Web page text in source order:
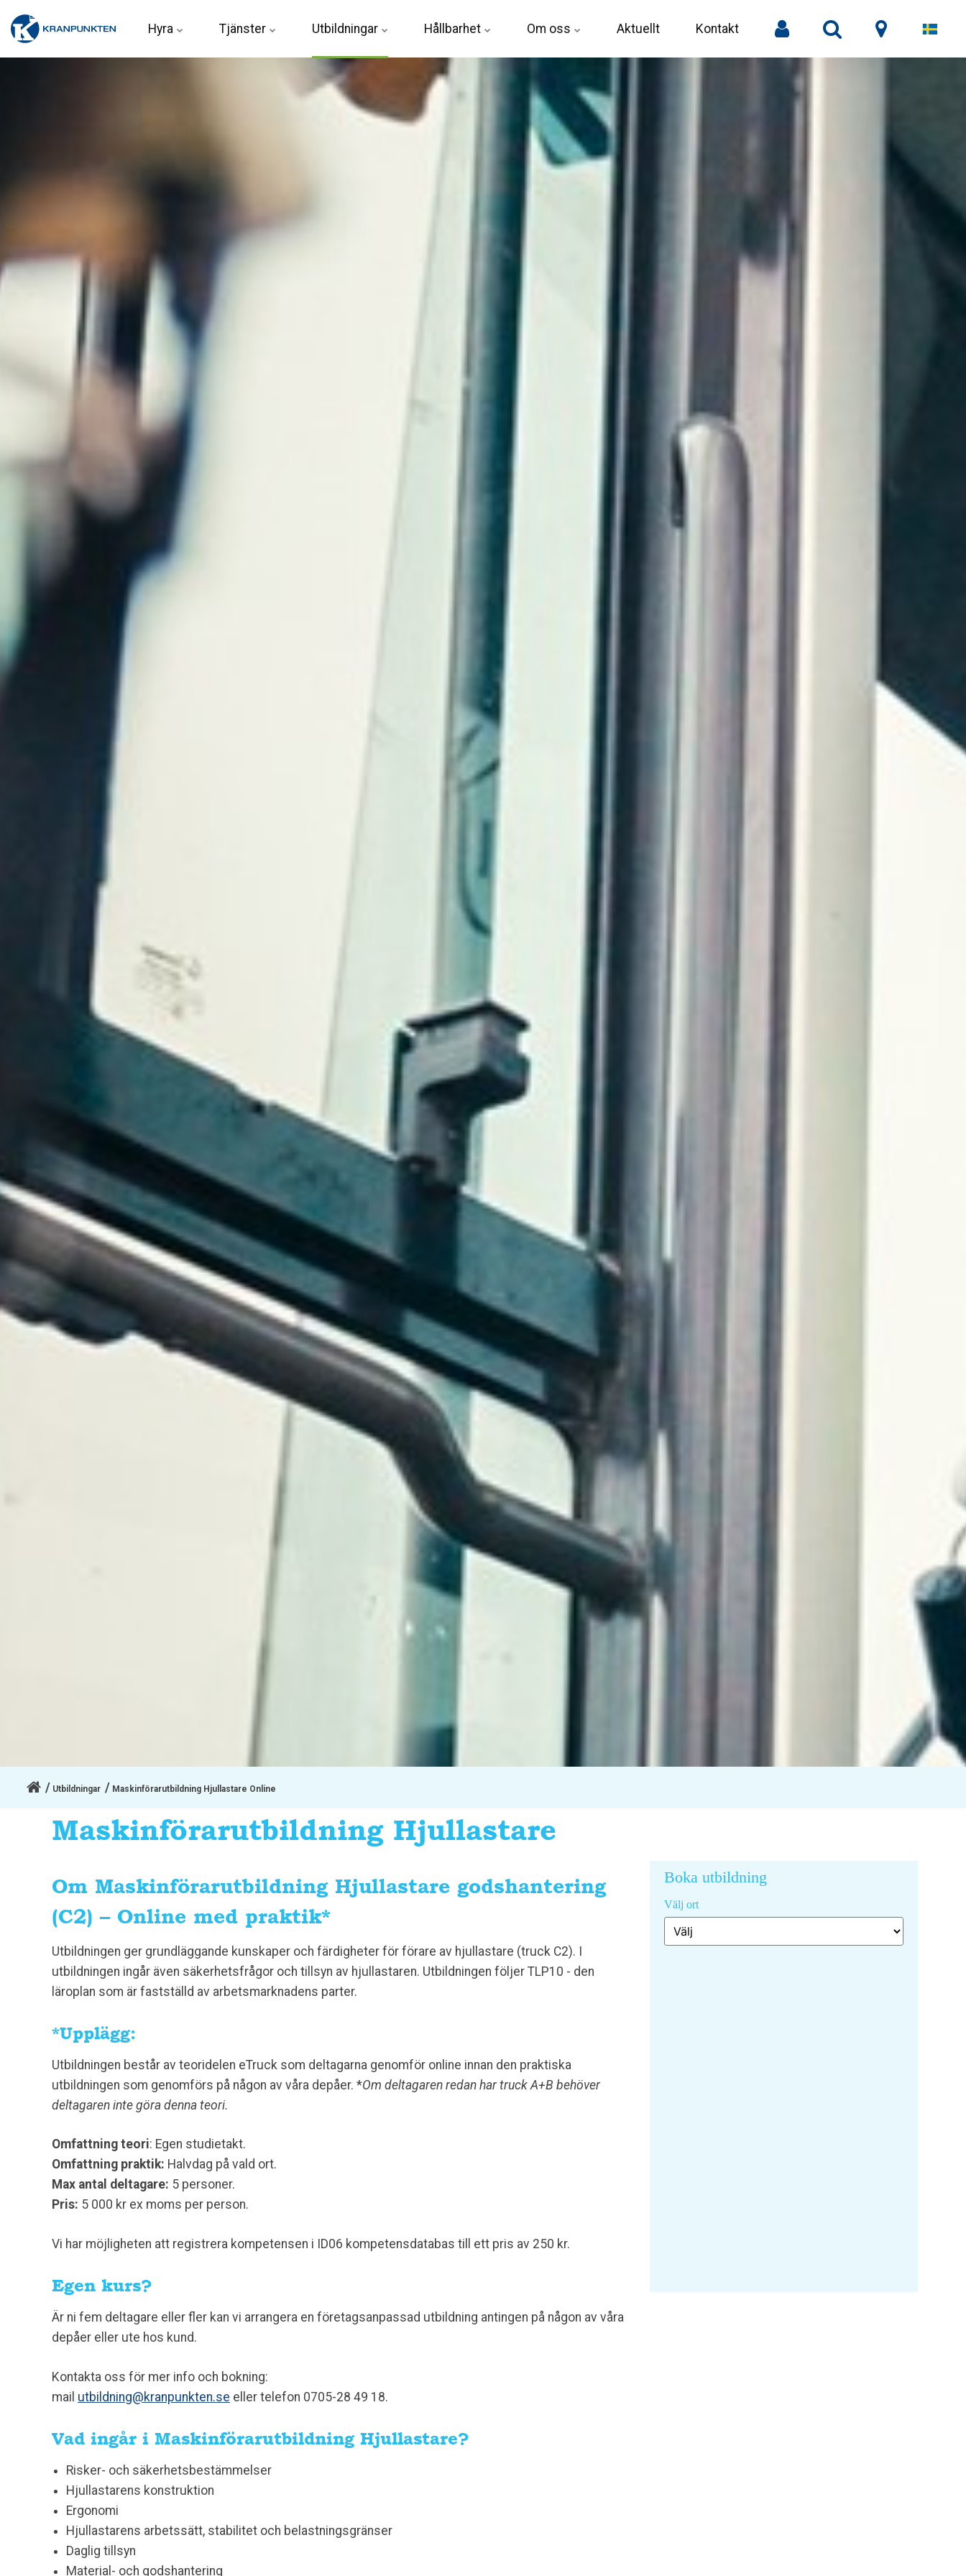
Hyra Tjänster Utbildningar Hållbarhet Om oss Aktuellt Kontakt
Utbildningar Maskinförarutbildning Hjullastare Online
Maskinförarutbildning Hjullastare
Om Maskinförarutbildning Hjullastare godshantering
(C2) – Online med praktik*
Utbildningen ger grundläggande kunskaper och färdigheter för förare av hjullastare (truck C2). I
utbildningen ingår även säkerhetsfrågor och tillsyn av hjullastaren. Utbildningen följer TLP10 - den
läroplan som är fastställd av arbetsmarknadens parter.
*Upplägg:
Utbildningen består av teoridelen eTruck som deltagarna genomför online innan den praktiska
utbildningen som genomförs på någon av våra depåer. *Om deltagaren redan har truck A+B behöver
deltagaren inte göra denna teori.
Omfattning teori: Egen studietakt.
Omfattning praktik: Halvdag på vald ort.
Max antal deltagare: 5 personer.
Pris: 5 000 kr ex moms per person.
Vi har möjligheten att registrera kompetensen i ID06 kompetensdatabas till ett pris av 250 kr.
Egen kurs?
Är ni fem deltagare eller fler kan vi arrangera en företagsanpassad utbildning antingen på någon av våra
depåer eller ute hos kund.
Kontakta oss för mer info och bokning:
mail utbildning@kranpunkten.se eller telefon 0705-28 49 18.
Vad ingår i Maskinförarutbildning Hjullastare?
Risker- och säkerhetsbestämmelser
Hjullastarens konstruktion
Ergonomi
Hjullastarens arbetssätt, stabilitet och belastningsgränser
Daglig tillsyn
Material- och godshantering